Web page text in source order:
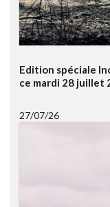
Edition spéciale
ce mardi 28 juillet
27/07/26